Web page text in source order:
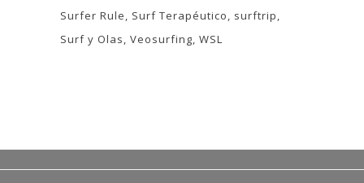
Surfer Rule
Surf Terapéutico
surftrip
Surf y Olas Veosurfing WSL